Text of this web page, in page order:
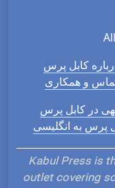
کابل پرس
و همکاری
در کابل پرس
پرس به انگلیسی
Kabul Press is
outlet covering